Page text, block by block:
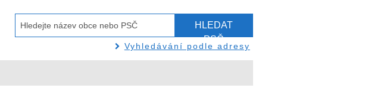
HLEDAT
PSČ
Vyhledávání podle adresy